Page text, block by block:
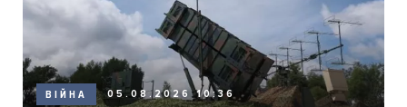
ВІЙНА 05.08.2026 10:36